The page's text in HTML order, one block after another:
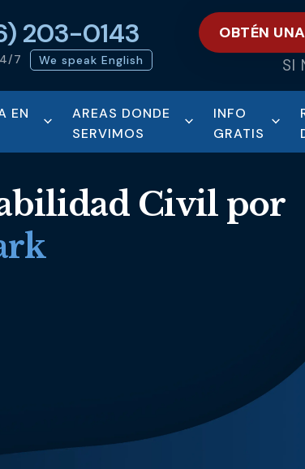
203-0143
7 We speak English
OBTÉN
SI
EN
AREAS DONDE
SERVIMOS
INFO
GRATIS
Civil por
Samantha was super helpful in ...